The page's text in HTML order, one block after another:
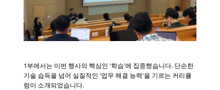
1부에서는 이번 행사의 핵심인 '학습'에 집중했습니다. 단순한
기술 습득을 넘어 실질적인 '업무 해결 능력'을 기르는 커리큘
럼이 소개되었습니다.